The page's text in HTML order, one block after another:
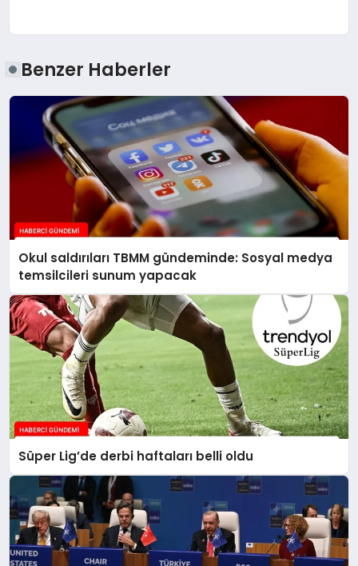
Benzer Haberler
Okul saldırıları TBMM gündeminde: Sosyal medya
temsilcileri sunum yapacak
Süper Lig’de derbi haftaları belli oldu